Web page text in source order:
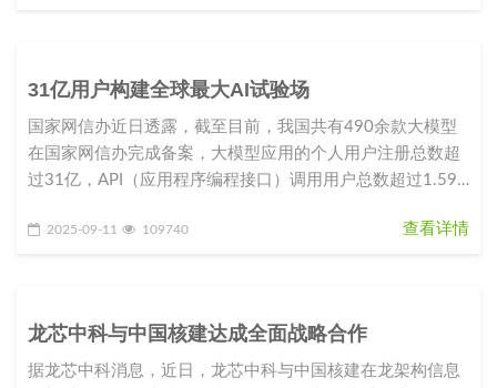
31亿用户构建全球最大AI试验场
国家网信办近日透露，截至目前，我国共有490余款大模型
在国家网信办完成备案，大模型应用的个人用户注册总数超
过31亿，API（应用程序编程接口）调用用户总数超过1.59
2025-09-11 109740 查看详情
龙芯中科与中国核建达成全面战略合作
据龙芯中科消息，近日，龙芯中科与中国核建在龙架构信息